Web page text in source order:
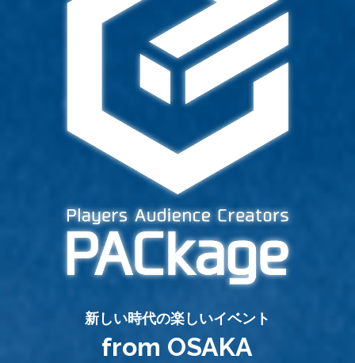
新しい時代の楽しいイベント
from OSAKA